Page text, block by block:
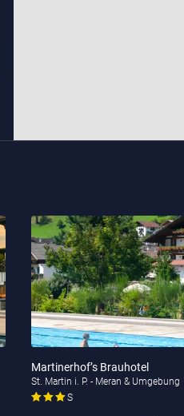
Martinerhof’s Brauhotel
St. Martin i. P. - Meran & Umgebung
S